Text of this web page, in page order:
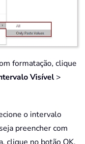
formatação, clique
Visível >
o intervalo
preencher com